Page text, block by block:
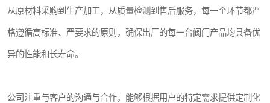
从原材料采购到生产加工，从质量检测到售后服务，每一个环节都严
格遵循高标准、严要求的原则，确保出厂的每一台阀门产品均具备优
异的性能和长寿命。
公司注重与客户的沟通与合作，能够根据用户的特定需求提供定制化